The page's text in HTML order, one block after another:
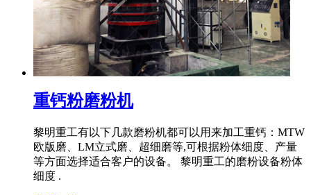
重钙粉磨粉机
黎明重工有以下几款磨粉机都可以用来加工重钙：MTW
欧版磨、LM立式磨、超细磨等,可根据粉体细度、产量
等方面选择适合客户的设备。 黎明重工的磨粉设备粉体
细度 .